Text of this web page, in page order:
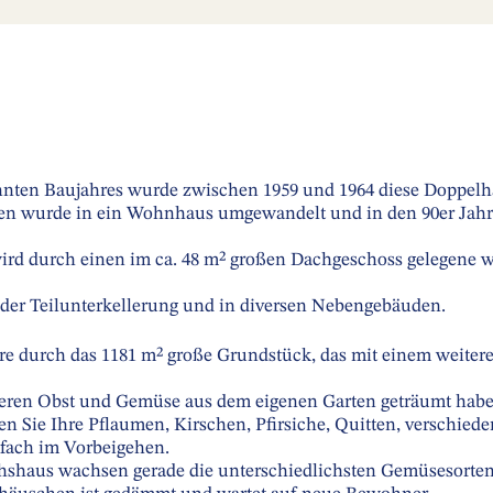
Baujahres wurde zwischen 1959 und 1964 diese
wurde in ein Wohnhaus umgewandelt und in den 90er
durch einen im ca. 48 m² großen Dachgeschoss
Teilunterkellerung und in diversen Nebengebäuden.
durch das 1181 m² große Grundstück, das mit einem
Obst und Gemüse aus dem eigenen Garten geträumt
Sie Ihre Pflaumen, Kirschen, Pfirsiche, Quitten,
im Vorbeigehen.
wachsen gerade die unterschiedlichsten